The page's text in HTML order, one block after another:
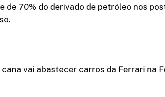
de 70% do derivado de petróleo nos
vai abastecer carros da Ferrari na